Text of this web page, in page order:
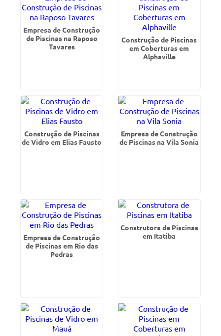
Empresa de Construção
de Piscinas na Raposo
Tavares
Construção de Piscinas
em Coberturas em
Alphaville
Construção de Piscinas
de Vidro em Elias Fausto
Empresa de Construção
de Piscinas na Vila Sonia
Empresa de Construção
de Piscinas em Rio das
Pedras
Construtora de Piscinas
em Itatiba